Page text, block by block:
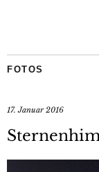
FOTOS
17. Januar 2016